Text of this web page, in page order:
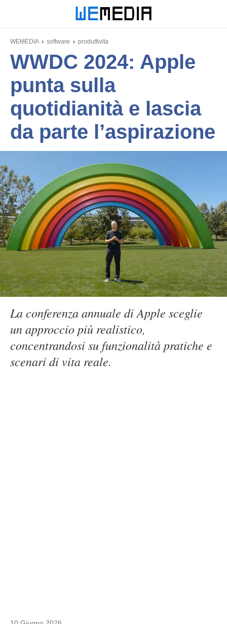
WEMEDIA software produttivita
WWDC 2024: Apple
punta sulla
quotidianità e lascia
da parte l’aspirazione
La conferenza annuale di Apple sceglie
un approccio più realistico,
concentrandosi su funzionalità pratiche e
scenari di vita reale.